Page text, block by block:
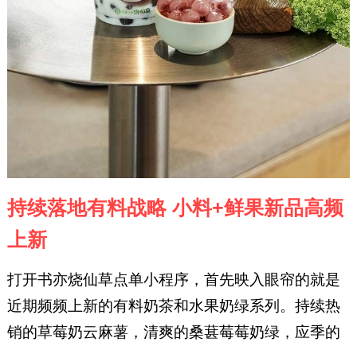
持续落地有料战略 小料+鲜果新品高频
上新
打开书亦烧仙草点单小程序，首先映入眼帘的就是
近期频频上新的有料奶茶和水果奶绿系列。持续热
销的草莓奶云麻薯，清爽的桑葚莓莓奶绿，应季的